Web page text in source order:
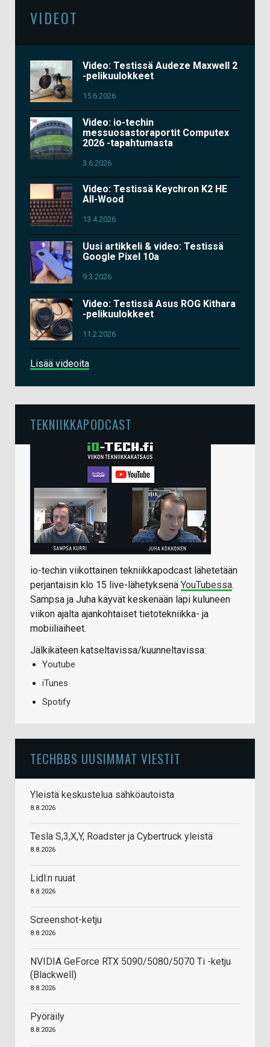
VIDEOT
Video: Testissä Audeze Maxwell 2
-pelikuulokkeet
15.6.2026
Video: io-techin
messuosastoraportit Computex
2026 -tapahtumasta
3.6.2026
Video: Testissä Keychron K2 HE
All-Wood
13.4.2026
Uusi artikkeli & video: Testissä
Google Pixel 10a
9.3.2026
Video: Testissä Asus ROG Kithara
-pelikuulokkeet
11.2.2026
Lisää videoita
TEKNIIKKAPODCAST
io-techin viikottainen tekniikkapodcast lähetetään
perjantaisin klo 15 live-lähetyksenä YouTubessa.
Sampsa ja Juha käyvät keskenään läpi kuluneen
viikon ajalta ajankohtaiset tietotekniikka- ja
mobiiliaiheet.
Jälkikäteen katseltavissa/kuunneltavissa:
Youtube
iTunes
Spotify
TECHBBS UUSIMMAT VIESTIT
Yleistä keskustelua sähköautoista
8.8.2026
Tesla S,3,X,Y, Roadster ja Cybertruck yleistä
8.8.2026
Lidl:n ruuat
8.8.2026
Screenshot-ketju
8.8.2026
NVIDIA GeForce RTX 5090/5080/5070 Ti -ketju
(Blackwell)
8.8.2026
Pyöräily
8.8.2026